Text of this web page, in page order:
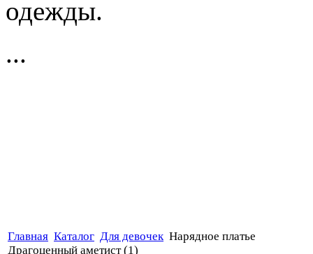
одежды.
...
Главная Каталог Для девочек Нарядное платье
Драгоценный аметист (1)